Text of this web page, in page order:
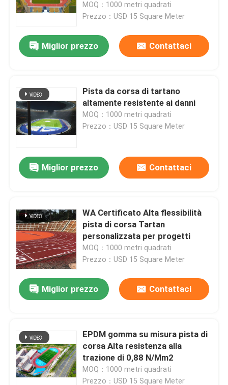
Prodotti
MOQ：1000 metri quadrati
Prezzo：USD 15 Square Meter
Miglior prezzo Contattaci
Pista da corsa di tartano
altamente resistente ai danni
MOQ：1000 metri quadrati
Prezzo：USD 15 Square Meter
Miglior prezzo Contattaci
WA Certificato Alta flessibilità
pista di corsa Tartan
personalizzata per progetti
MOQ：1000 metri quadrati
Prezzo：USD 15 Square Meter
Miglior prezzo Contattaci
EPDM gomma su misura pista di
corsa Alta resistenza alla
trazione di 0,88 N/Mm2
MOQ：1000 metri quadrati
Prezzo：USD 15 Square Meter